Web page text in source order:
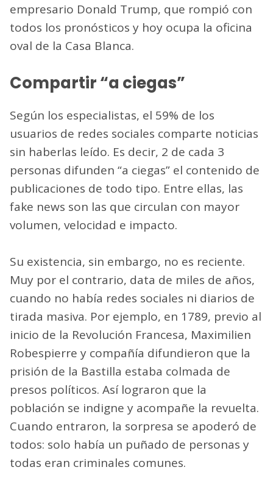
empresario Donald Trump, que rompió con
todos los pronósticos y hoy ocupa la oficina
oval de la Casa Blanca.
Compartir “a ciegas”
Según los especialistas, el 59% de los
usuarios de redes sociales comparte noticias
sin haberlas leído. Es decir, 2 de cada 3
personas difunden “a ciegas” el contenido de
publicaciones de todo tipo. Entre ellas, las
fake news son las que circulan con mayor
volumen, velocidad e impacto.
Su existencia, sin embargo, no es reciente.
Muy por el contrario, data de miles de años,
cuando no había redes sociales ni diarios de
tirada masiva. Por ejemplo, en 1789, previo al
inicio de la Revolución Francesa, Maximilien
Robespierre y compañía difundieron que la
prisión de la Bastilla estaba colmada de
presos políticos. Así lograron que la
población se indigne y acompañe la revuelta.
Cuando entraron, la sorpresa se apoderó de
todos: solo había un puñado de personas y
todas eran criminales comunes.